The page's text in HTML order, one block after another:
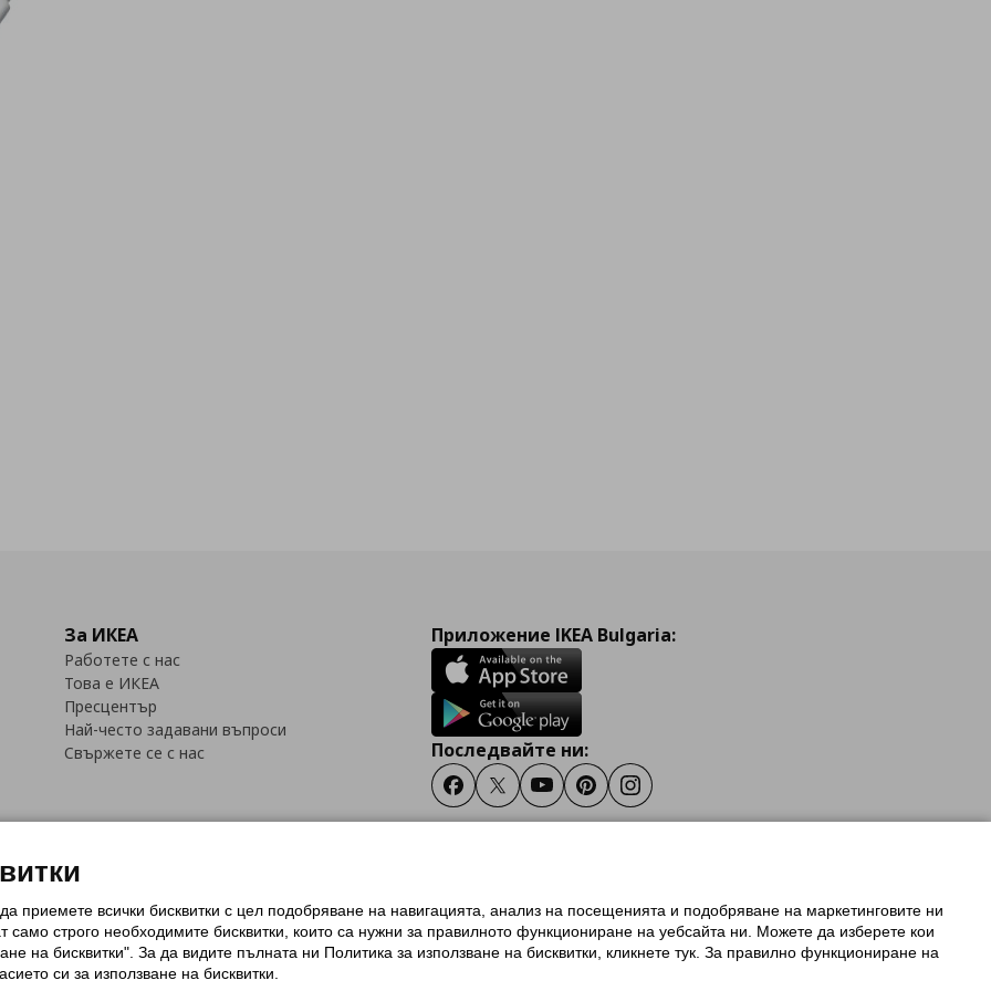
За ИКЕА
Работете с нас
Това е ИКЕА
Пресцентър
Най-често задавани въпроси
Свържете се с нас
Приложение IKEA Bulgaria:
Последвайте ни:
FacebookTwitterYoutubePinterestInstagram
(Cookies)Избор на настройки за използване на бисквиткиУсловия за ползване на ikea.bg
Политика за защита на личните данни на ikea.bg
Общи условия на програма IKEA Family
на програма IKEA Family
приемете всички бисквитки с цел подобряване на навигацията, анализ на посещенията и подобряване на маркетинговите ни
строго необходимитe бисквитки, които са нужни за правилното функциониране на уебсайта ни. Можете да изберете кои
на бисквитки". За да видите пълната ни Политика за използване на бисквитки, кликнете тук. За правилно функциониране на
си за използване на бисквитки.